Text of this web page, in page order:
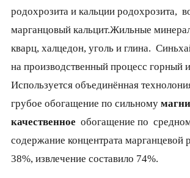
родохрозита и кальции родохрозита,
марганцовый кальцит.Жильные
кварц, халцедон, уголь и глина.
на производственный процесс горный
Используется объединённая
грубое обогащение по сильному
качественное обогащение по
содержание концентрата марганцевой
38%, извлечение составило 74%.